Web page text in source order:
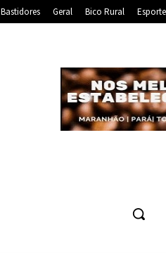
Bastidores Geral Bico Rural Esporte